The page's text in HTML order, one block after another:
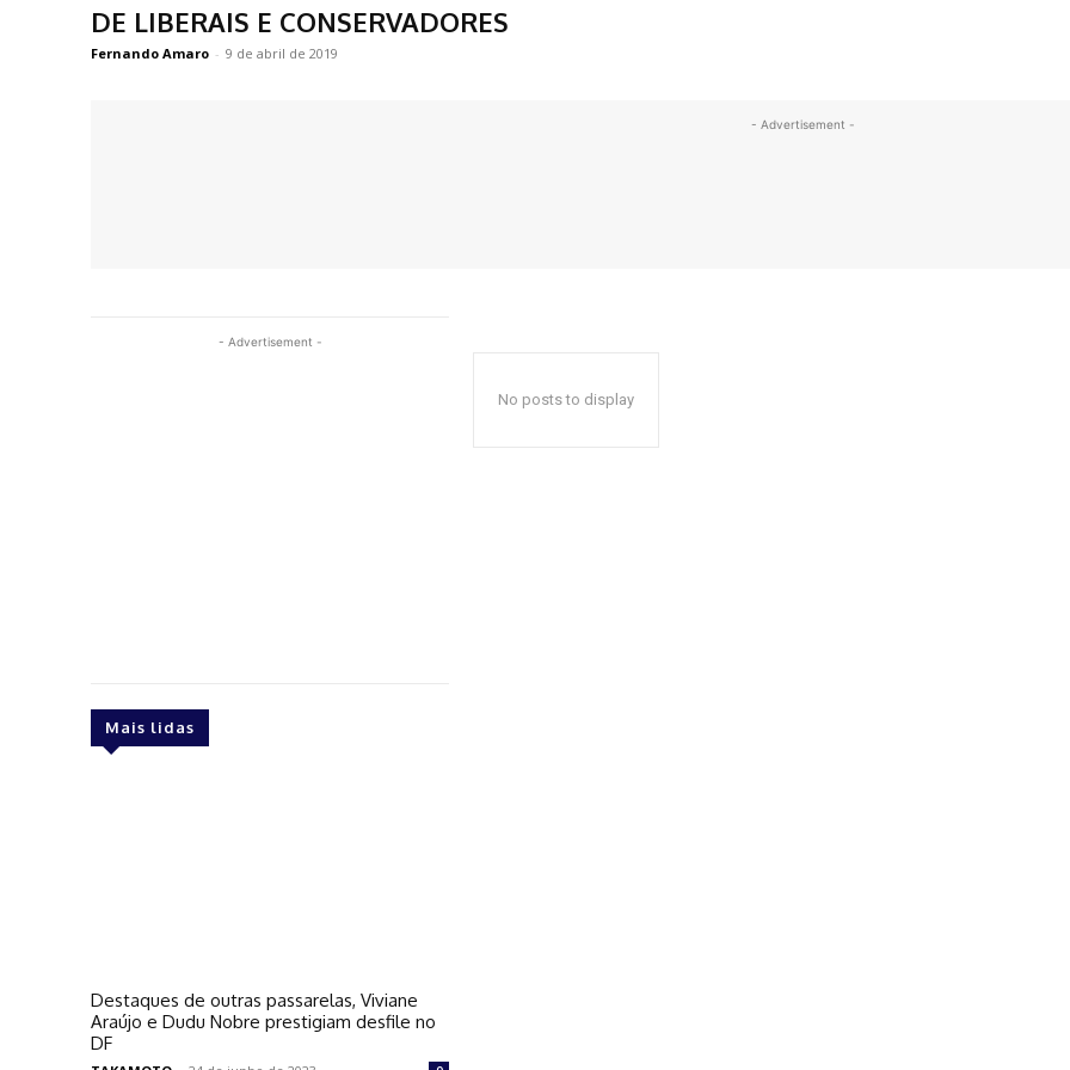
DE LIBERAIS E CONSERVADORES
Fernando Amaro - 9 de abril de 2019
- Advertisement -
- Advertisement -
Mais lidas
Destaques de outras passarelas, Viviane
Araújo e Dudu Nobre prestigiam desfile no
DF
No posts to display